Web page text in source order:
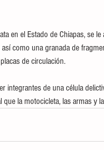
en el Estado de Chiapas, se
como una granada de
de circulación.
integrantes de una célula
la motocicleta, las armas y